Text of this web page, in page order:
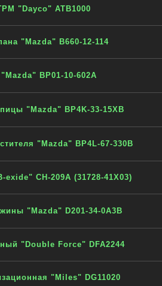
"Dayco" ATB1000
"Mazda" B660-12-114
BP01-10-602A
"Mazda" BP4K-33-15XB
"Mazda" BP4L-67-330B
CH-209A (31728-41X03)
"Mazda" D201-34-0A3B
"Double Force" DFA2244
"Miles" DG11020